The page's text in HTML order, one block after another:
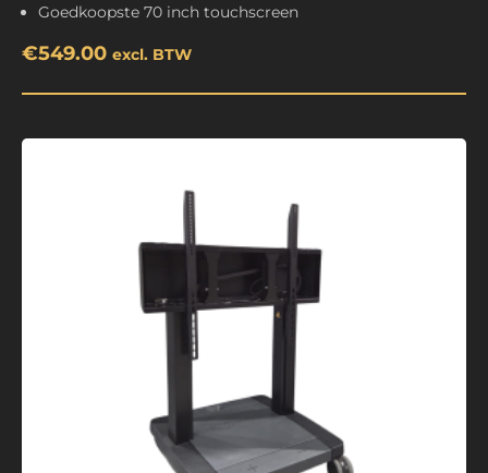
Goedkoopste 70 inch touchscreen
€549.00 excl. BTW